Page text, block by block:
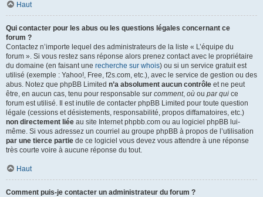
Haut
Qui contacter pour les abus ou les questions légales concernant ce
forum ?
Contactez n’importe lequel des administrateurs de la liste « L’équipe du
forum ». Si vous restez sans réponse alors prenez contact avec le propriétaire
du domaine (en faisant une recherche sur whois) ou si un service gratuit est
utilisé (exemple : Yahoo!, Free, f2s.com, etc.), avec le service de gestion ou des
abus. Notez que phpBB Limited n’a absolument aucun contrôle et ne peut
être, en aucun cas, tenu pour responsable sur comment, où ou par qui ce
forum est utilisé. Il est inutile de contacter phpBB Limited pour toute question
légale (cessions et désistements, responsabilité, propos diffamatoires, etc.)
non directement liée au site Internet phpbb.com ou au logiciel phpBB lui-
même. Si vous adressez un courriel au groupe phpBB à propos de l’utilisation
par une tierce partie de ce logiciel vous devez vous attendre à une réponse
très courte voire à aucune réponse du tout.
Haut
Comment puis-je contacter un administrateur du forum ?